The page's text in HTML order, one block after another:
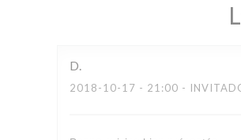
D
2018-10-17 - 21:00 -